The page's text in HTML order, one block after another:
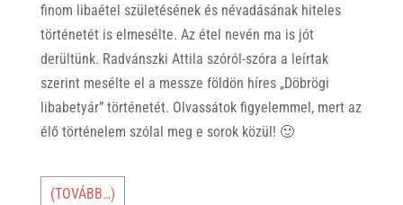
finom libaétel születésének és névadásának hiteles
történetét is elmesélte. Az étel nevén ma is jót
derültünk. Radvánszki Attila szóról-szóra a leírtak
szerint mesélte el a messze földön híres „Döbrögi
libabetyár” történetét. Olvassátok figyelemmel, mert az
élő történelem szólal meg e sorok közül! 🙂
(TOVÁBB…)